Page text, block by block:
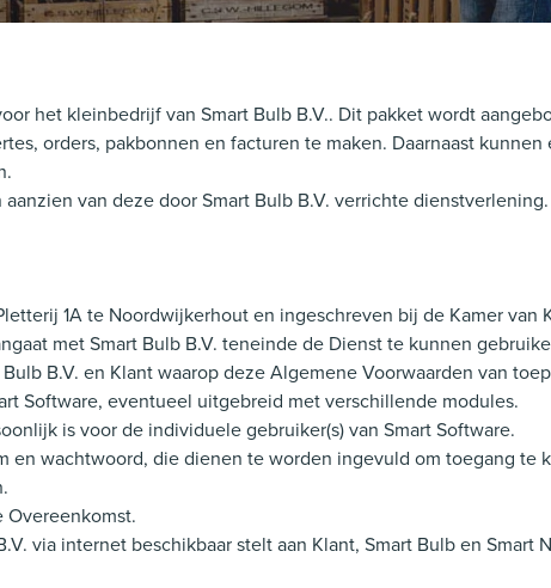
het kleinbedrijf van Smart Bulb B.V.. Dit pakket wordt
orders, pakbonnen en facturen te maken. Daarnaast
van deze door Smart Bulb B.V. verrichte
1A te Noordwijkerhout en ingeschreven bij de Kamer
met Smart Bulb B.V. teneinde de Dienst te kunnen
B.V. en Klant waarop deze Algemene Voorwaarden van
Software, eventueel uitgebreid met verschillende modules.
is voor de individuele gebruiker(s) van Smart Software.
en wachtwoord, die dienen te worden ingevuld om toegang te
Overeenkomst.
via internet beschikbaar stelt aan Klant, Smart Bulb en Smart